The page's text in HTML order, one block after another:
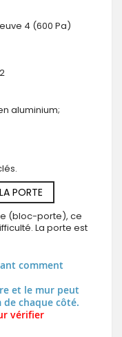
4 (600 Pa)
aluminium;
PORTE
(bloc-porte), ce
La porte est
comment
et le mur peut
chaque côté.
vérifier